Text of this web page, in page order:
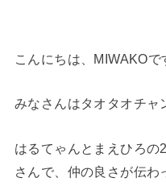
こんにちは、MIWAKOで
みなさんはタオタオチャ
はるてゃんとまえひろの
さんで、仲の良さが伝